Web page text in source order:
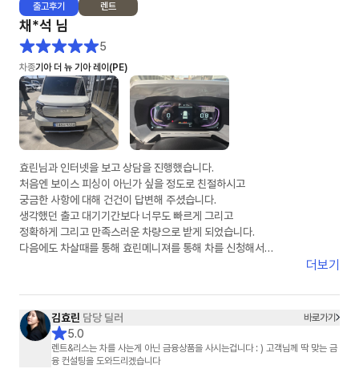
출고후기 렌트
채*석 님
5
차종기아 더 뉴 기아 레이(PE)
효린님과 인터넷을 보고 상담을 진행했습니다.
처음엔 보이스 피싱이 아닌가 싶을 정도로 친절하시고
궁금한 사항에 대해 건건이 답변해 주셨습니다.
생각했던 출고 대기기간보다 너무도 빠르게 그리고
정확하게 그리고 만족스러운 차량으로 받게 되었습니다.
다음에도 차살때를 통해 효린메니져를 통해 차를 신청해서
다시한번 감사의 말을 전합니다.
차살때 화이팅
효린님 화이팅
더보기
김효린 담당 딜러 바로가기
5.0
렌트&리스는 차를 사는게 아닌 금융상품을 사시는겁니다 : ) 고객님께 딱 맞는 금
융 컨설팅을 도와드리겠습니다